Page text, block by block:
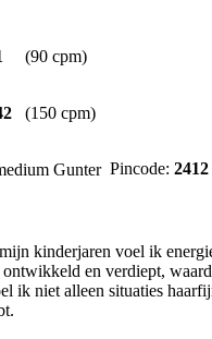
(90 cpm)
(150 cpm)
Pincode: 2412
kinderjaren voel ik
en verdiept,
ik niet alleen situaties